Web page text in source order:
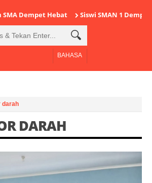
Dempet Hebat Siswi SMAN 1 Dempet
BAHASA
darah
DARAH